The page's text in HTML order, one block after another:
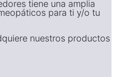
tiene una amplia
para ti y/o tu
nuestros productos